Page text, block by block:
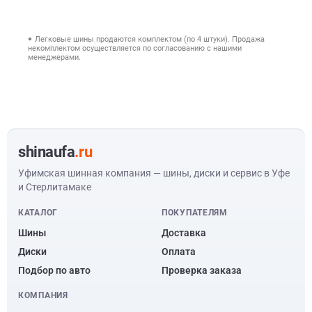
Легковые шины продаются комплектом (по 4 штуки). Продажа
некомплектом осуществляется по согласованию с нашими
менеджерами.
shinaufa.ru
Уфимская шинная компания — шины, диски и сервис в Уфе
и Стерлитамаке
КАТАЛОГ
Шины
Диски
Подбор по авто
ПОКУПАТЕЛЯМ
Доставка
Оплата
Проверка заказа
КОМПАНИЯ